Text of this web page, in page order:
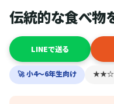
伝統的な食べ物
LINEで送る
🚀 小4〜6年生向け ★★☆